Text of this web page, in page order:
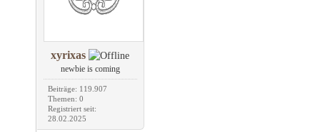
xyrixas
newbie is coming
Beiträge: 119.907
Themen: 0
Registriert seit:
28.02.2025